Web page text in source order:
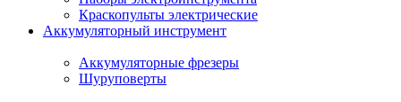
Краскопульты электрические
Аккумуляторный инструмент
Аккумуляторные фрезеры
Шуруповерты